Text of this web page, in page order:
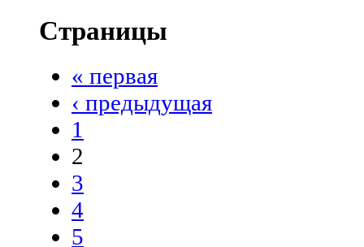
Страницы
« первая
‹ предыдущая
1
2
3
4
5